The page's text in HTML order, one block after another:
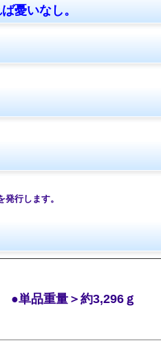
憂いなし。
行します。
単品重量＞約3,296ｇ